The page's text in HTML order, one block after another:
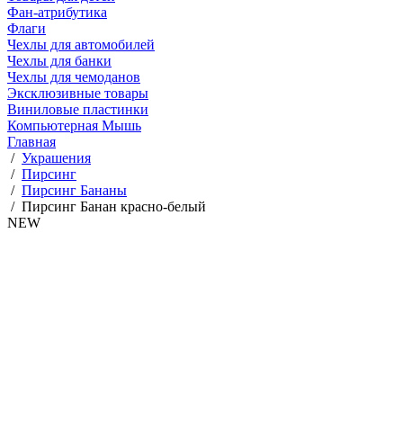
Фан-атрибутика
Флаги
Чехлы для автомобилей
Чехлы для банки
Чехлы для чемоданов
Эксклюзивные товары
Виниловые пластинки
Компьютерная Мышь
Главная
/ Украшения
/ Пирсинг
/ Пирсинг Бананы
/ Пирсинг Банан красно-белый
NEW